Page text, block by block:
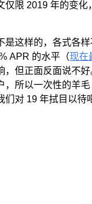
限 2019 年的变化
这样的，各式各
APR 的水平（现在
但正面反面说不
所以一次性的羊毛
对 19 年拭目以待